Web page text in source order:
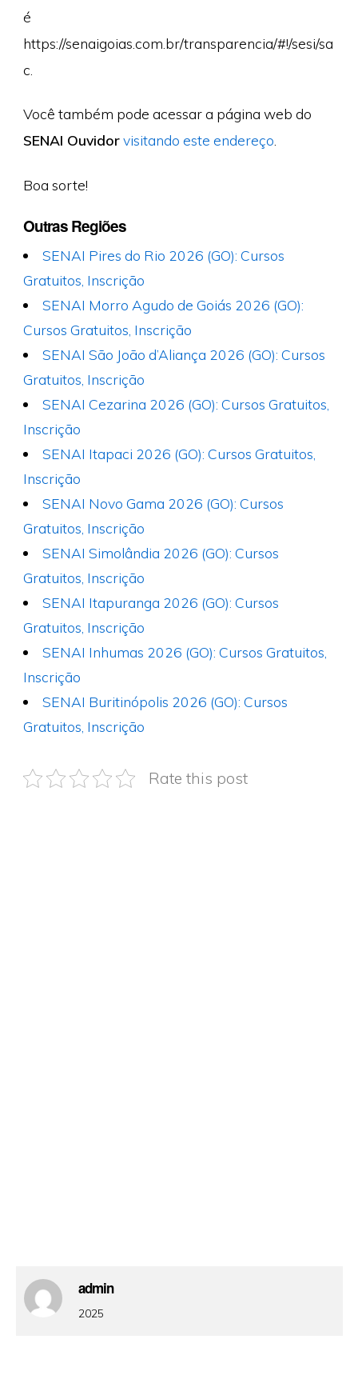
é
https://senaigoias.com.br/transparencia/#!/sesi/sa
c.
Você também pode acessar a página web do
SENAI Ouvidorvisitando este endereço
Boa sorte!
Outras Regiões
SENAI Pires do Rio 2026 (GO): Cursos
Gratuitos, Inscrição
SENAI Morro Agudo de Goiás 2026 (GO):
Cursos Gratuitos, Inscrição
SENAI São João d’Aliança 2026 (GO): Cursos
Gratuitos, Inscrição
SENAI Cezarina 2026 (GO): Cursos Gratuitos,
Inscrição
SENAI Itapaci 2026 (GO): Cursos Gratuitos,
Inscrição
SENAI Novo Gama 2026 (GO): Cursos
Gratuitos, Inscrição
SENAI Simolândia 2026 (GO): Cursos
Gratuitos, Inscrição
SENAI Itapuranga 2026 (GO): Cursos
Gratuitos, Inscrição
SENAI Inhumas 2026 (GO): Cursos Gratuitos,
Inscrição
SENAI Buritinópolis 2026 (GO): Cursos
Gratuitos, Inscrição
Rate this post
admin
2025